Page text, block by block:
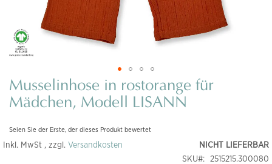
Zum
Anfang
der
springen
Musselinhose in rostorange für
Mädchen, Modell LISANN
Seien Sie der Erste, der dieses Produkt bewertet
NICHT LIEFERBAR
SKU
2515215.300080
Inkl. MwSt , zzgl. Versandkosten